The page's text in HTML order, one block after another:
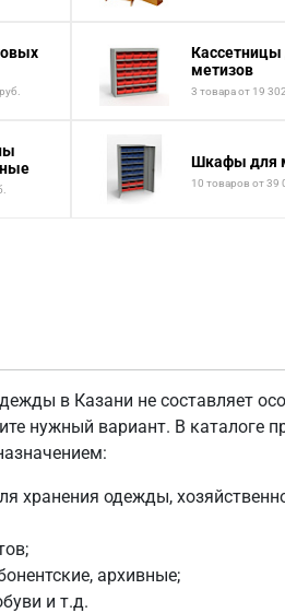
Кассетницы
метизов
3 товара от 19
Шкафы для
10 товаров от 39
в Казани не составляет
нужный вариант. В каталоге
хранения одежды,
архивные;
и т.д.